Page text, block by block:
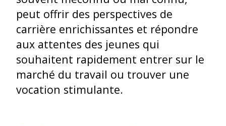
peut offrir des perspectives de
carrière enrichissantes et répondre
aux attentes des jeunes qui
souhaitent rapidement entrer sur le
marché du travail ou trouver une
vocation stimulante.